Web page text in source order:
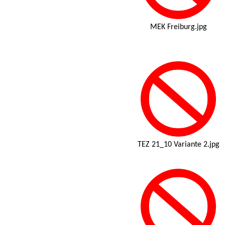
MEK Freiburg.jpg
TEZ 21_10 Variante 2.jpg